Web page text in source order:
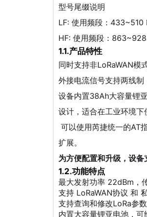
型号尾缀说明
LF: 使用频段：433~510
HF: 使用频段：
1.1.产品特性
同时支持非LoRaWAN模
外接电流信号支持两线
设备内置38Ah大容量锂
设计，适合在工业环境下
可以使用芮捷统一的AT
扩展。
为方便配置和升级，设
1.2.功能特点
最大发射功率 22dBm，
支持 LoRaWAN协议 和
支持查询和修改LoRa参
内置大容量锂亚电池，可